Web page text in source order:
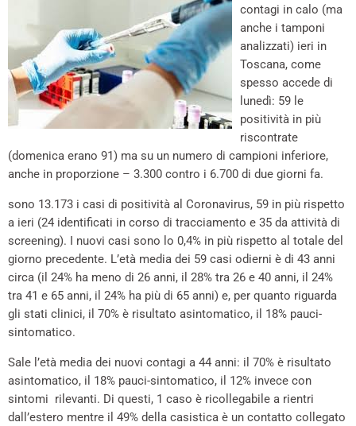
contagi in calo (ma
anche i tamponi
analizzati) ieri in
Toscana, come
spesso accede di
lunedì: 59 le
positività in più
riscontrate
(domenica erano 91) ma su un numero di campioni inferiore,
anche in proporzione – 3.300 contro i 6.700 di due giorni fa.
sono 13.173 i casi di positività al Coronavirus, 59 in più rispetto
a ieri (24 identificati in corso di tracciamento e 35 da attività di
screening). I nuovi casi sono lo 0,4% in più rispetto al totale del
giorno precedente. L’età media dei 59 casi odierni è di 43 anni
circa (il 24% ha meno di 26 anni, il 28% tra 26 e 40 anni, il 24%
tra 41 e 65 anni, il 24% ha più di 65 anni) e, per quanto riguarda
gli stati clinici, il 70% è risultato asintomatico, il 18% pauci-
sintomatico.
Sale l’età media dei nuovi contagi a 44 anni: il 70% è risultato
asintomatico, il 18% pauci-sintomatico, il 12% invece con
sintomi rilevanti. Di questi, 1 caso è ricollegabile a rientri
dall’estero mentre il 49% della casistica è un contatto collegato